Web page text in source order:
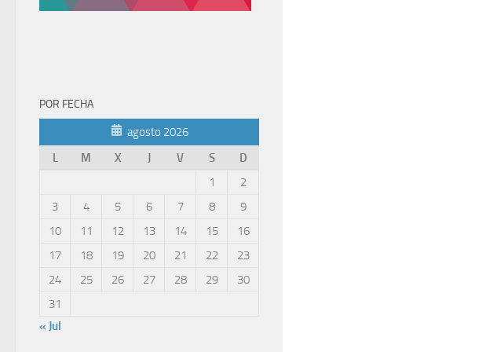
POR FECHA
agosto 2026
L
M X J V S
D
1
2
3
4 5 6 7 8
9
10
11 12 13 14 15
16
17
18 19 20 21 22
23
24
25 26 27 28 29
30
31
« Jul